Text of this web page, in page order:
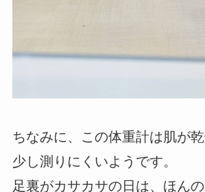
ちなみに、この体重計は肌が
少し測りにくいようです。
足裏がカサカサの日は、ほん